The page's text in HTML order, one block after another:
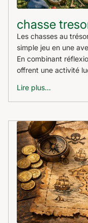
chasse
Les chasses au
simple jeu en une
En combinant
offrent une activité
Lire plus...